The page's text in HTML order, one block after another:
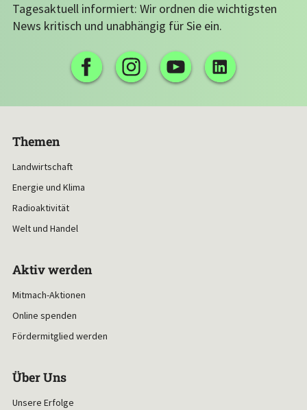
Tagesaktuell informiert: Wir ordnen die wichtigsten
News kritisch und unabhängig für Sie ein.
Themen
Landwirtschaft
Energie und Klima
Radioaktivität
Welt und Handel
Aktiv werden
Mitmach-Aktionen
Online spenden
Fördermitglied werden
Über Uns
Unsere Erfolge